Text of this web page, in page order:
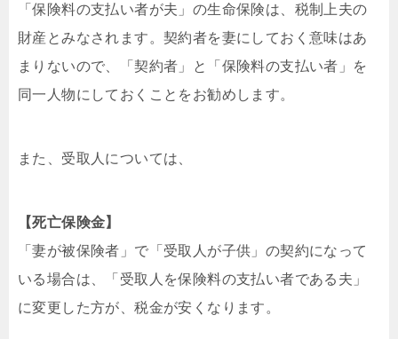
「保険料の支払い者が夫」の生命保険は、税制上夫の
財産とみなされます。契約者を妻にしておく意味はあ
まりないので、「契約者」と「保険料の支払い者」を
同一人物にしておくことをお勧めします。
また、受取人については、
【死亡保険金】
「妻が被保険者」で「受取人が子供」の契約になって
いる場合は、「受取人を保険料の支払い者である夫」
に変更した方が、税金が安くなります。